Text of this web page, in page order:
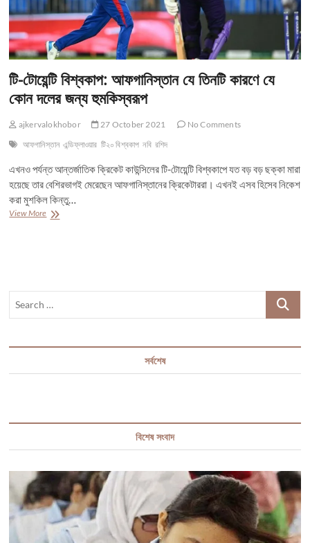
টি-টোয়েন্টি বিশ্বকাপ: আফগানিস্তান যে তিনটি কারণে যে
কোন দলের জন্য হুমকিস্বরূপ
ajkervalokhobor 27 October 2021
No Comments
আফগানিস্তান এন্ডিফ্লাওয়ার টি২০ বিশ্বকাপ নবি রশিদ
এখনও পর্যন্ত আন্তর্জাতিক ক্রিকেট কাউন্সিলের টি-টোয়েন্টি বিশ্বকাপে যত বড় বড় ছক্কা মারা
হয়েছে তার বেশিরভাগই মেরেছেন আফগানিস্তানের ক্রিকেটাররা। এখনই এসব হিসেব নিকেশ
করা মুশকিল কিন্তু…
View Moreটি-
হুমকিস্বরূপ
Search
সর্বশেষ
বিশেষ সংবাদ